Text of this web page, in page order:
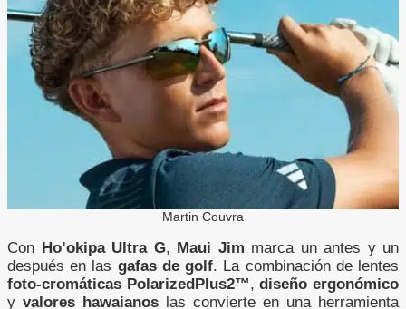
Martin Couvra
Con Ho’okipa Ultra G, Maui Jim marca un antes y un
después en las gafas de golf. La combinación de lentes
foto-cromáticas PolarizedPlus2™,diseño ergonómico
y valores hawaianos las convierte en una herramienta